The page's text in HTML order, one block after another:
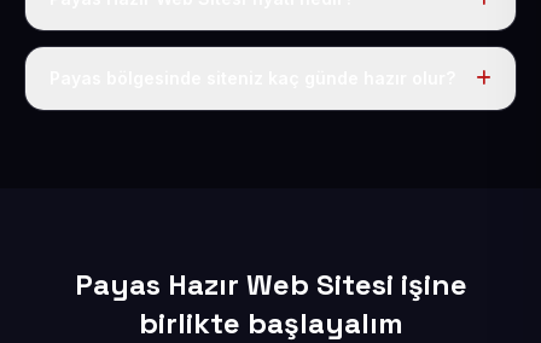
Tek fiyat uygulanır: yıllık 50 USD + KDV. Bu bedele alan
Payas Hazır Web Sitesi işine
birlikte başlayalım